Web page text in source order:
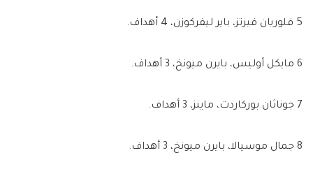
5 فلوريان فيرتز، باير ليفركوزن، 4 أهداف.
6 مايكل أوليس، بايرن ميونخ، 3 أهداف.
7 جوناثان بوركاردت، ماينز، 3 أهداف.
8 جمال موسيالا، بايرن ميونخ، 3 أهداف.